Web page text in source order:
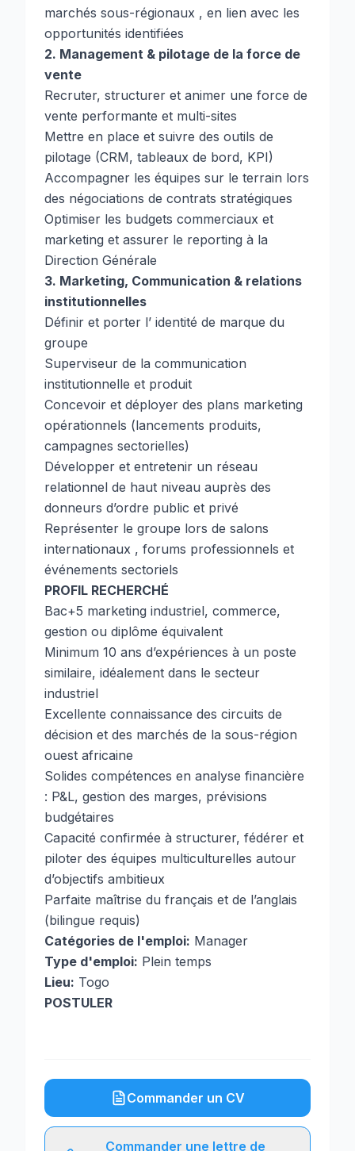
marchés sous-régionaux , en lien avec les
opportunités identifiées
2. Management & pilotage de la force de
vente
Recruter, structurer et animer une force de
vente performante et multi-sites
Mettre en place et suivre des outils de
pilotage (CRM, tableaux de bord, KPI)
Accompagner les équipes sur le terrain lors
des négociations de contrats stratégiques
Optimiser les budgets commerciaux et
marketing et assurer le reporting à la
Direction Générale
3. Marketing, Communication & relations
institutionnelles
Définir et porter l’ identité de marque du
groupe
Superviseur de la communication
institutionnelle et produit
Concevoir et déployer des plans marketing
opérationnels (lancements produits,
campagnes sectorielles)
Développer et entretenir un réseau
relationnel de haut niveau auprès des
donneurs d’ordre public et privé
Représenter le groupe lors de salons
internationaux , forums professionnels et
événements sectoriels
PROFIL RECHERCHÉ
Bac+5 marketing industriel, commerce,
gestion ou diplôme équivalent
Minimum 10 ans d’expériences à un poste
similaire, idéalement dans le secteur
industriel
Excellente connaissance des circuits de
décision et des marchés de la sous-région
ouest africaine
Solides compétences en analyse financière
: P&L, gestion des marges, prévisions
budgétaires
Capacité confirmée à structurer, fédérer et
piloter des équipes multiculturelles autour
d’objectifs ambitieux
Parfaite maîtrise du français et de l’anglais
(bilingue requis)
Catégories de l'emploi: Manager
Type d'emploi: Plein temps
Lieu: Togo
POSTULER
Commander un CV
Commander une lettre de